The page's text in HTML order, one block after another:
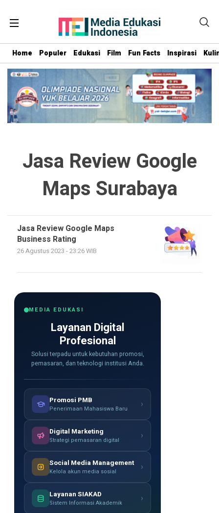
Home Populer Edukasi Film Fun Facts Inspirasi
Jasa Review Google
Maps Surabaya
Jasa Review Google Maps
Business Rating
26 Agustus 2023 - 23:26 WIB
MEDIA EDUKASI
Layanan Digital
Profesional
Solusi terpadu untuk kebutuhan promosi,
pemasaran, dan teknologi institusi Anda.
Promosi PMB
Penerimaan Mahasiswa Baru ›
Digital Marketing
Strategi pemasaran digital ›
Social Media Management
Kelola akun media sosial ›
Layanan SIAKAD
Sistem Informasi Akademik ›